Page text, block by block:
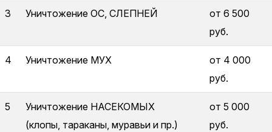
3 Уничтожение ОС, СЛЕПНЕЙ
от 6 500
руб.
4 Уничтожение МУХ
от 4 000
руб.
5
Уничтожение НАСЕКОМЫХ
(клопы, тараканы, муравьи и пр.)
от 5 000
руб.